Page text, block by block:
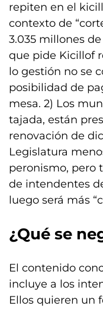
repiten en el
contexto de
3.035 millones
que pide Kicillof
lo gestión no se
posibilidad de
mesa. 2) Los
tajada, están
renovación de
Legislatura
peronismo, pero
de intendentes
luego será más
¿Qué se
El contenido
incluye a los
Ellos quieren un